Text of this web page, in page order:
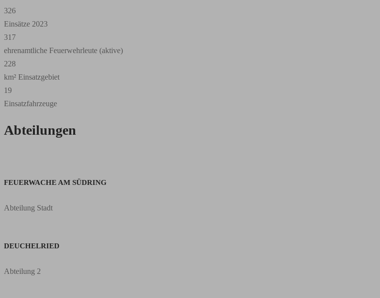
326
Einsätze 2023
317
ehrenamtliche Feuerwehrleute (aktive)
228
km² Einsatzgebiet
19
Einsatzfahrzeuge
Abteilungen
FEUERWACHE AM SÜDRING
Abteilung Stadt
DEUCHELRIED
Abteilung 2